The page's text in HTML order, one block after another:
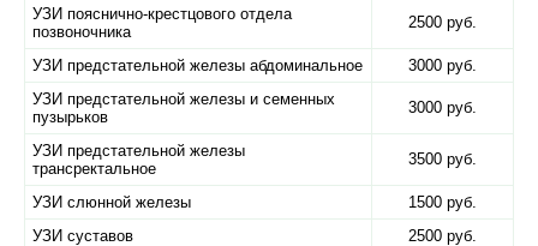
УЗИ пояснично-крестцового отдела
позвоночника
2500 руб.
УЗИ предстательной железы абдоминальное
3000 руб.
УЗИ предстательной железы и семенных
пузырьков
3000 руб.
УЗИ предстательной железы
трансректальное
3500 руб.
УЗИ слюнной железы
1500 руб.
УЗИ суставов
2500 руб.